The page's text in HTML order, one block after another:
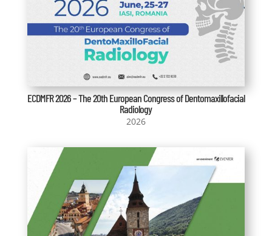
ECDMFR 2026 – The 20th European Congress of Dentomaxillofacial
Radiology
2026